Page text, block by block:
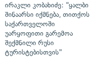
ირაკლი კობახიძე: "ყალბი
შინაარსი იქმნება, თითქოს
საქართველოში
უარყოფითი გარემოა
შექმნილი რუსი
ტურისტებისთვის"